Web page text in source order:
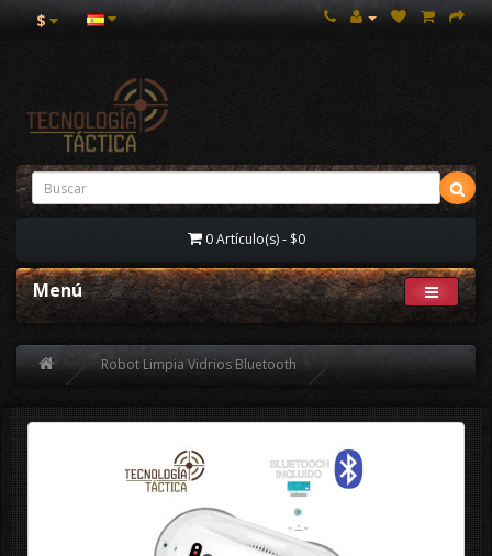
$
0 Artículo(s) - $0
Menú
Robot Limpia Vidrios Bluetooth